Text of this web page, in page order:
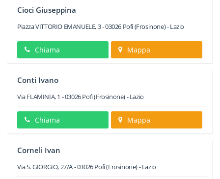
Cioci Giuseppina
Piazza VITTORIO EMANUELE, 3-03026 Pofi(Frosinone) -Lazio
Chiama Mappa
Conti Ivano
Via FLAMINIA, 1 -03026Pofi(Frosinone) -Lazio
Chiama Mappa
Corneli Ivan
Via S. GIORGIO, 27/A-03026Pofi(Frosinone) -Lazio